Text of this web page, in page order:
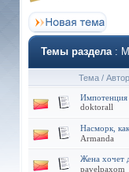
Темы раздела:
Тема / Автор
Импотенция
doktorall
Насморк,
Armanda
Жена хочет
pavelpaxom